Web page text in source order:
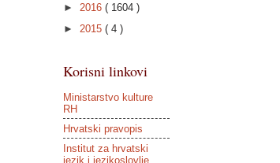
► 2016 ( 1604 )
► 2015 ( 4 )
Korisni linkovi
Ministarstvo kulture
RH
Hrvatski pravopis
Institut za hrvatski
jezik i jezikoslovlje